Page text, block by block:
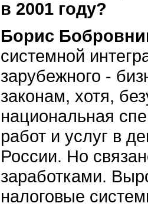
в 2001 году?
Борис
системной
зарубежного -
законам, хотя,
национальная
работ и услуг в
России. Но
заработками.
налоговые